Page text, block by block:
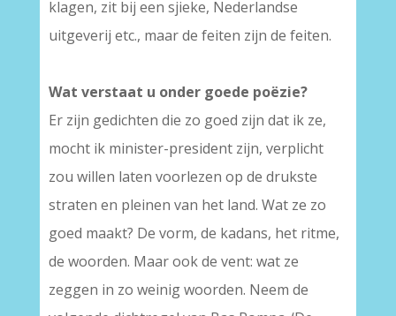
klagen, zit bij een sjieke, Nederlandse
uitgeverij etc., maar de feiten zijn de feiten.
Wat verstaat u onder goede poëzie?
Er zijn gedichten die zo goed zijn dat ik ze,
mocht ik minister-president zijn, verplicht
zou willen laten voorlezen op de drukste
straten en pleinen van het land. Wat ze zo
goed maakt? De vorm, de kadans, het ritme,
de woorden. Maar ook de vent: wat ze
zeggen in zo weinig woorden. Neem de